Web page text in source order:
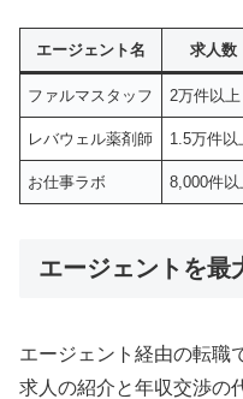
エージェント名 求人数
ファルマスタッフ 2万件以上
レバウェル薬剤師 1.5万件以
お仕事ラボ 8,000件以
エージェントを最
エージェント経由の転職
求人の紹介と年収交渉の